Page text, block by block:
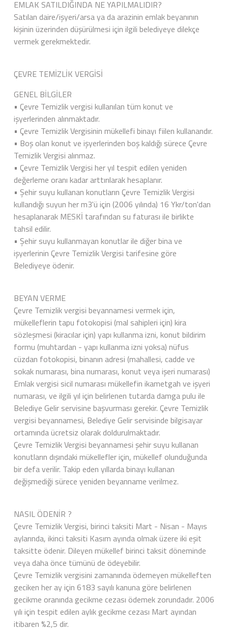
EMLAK SATILDIĞINDA NE YAPILMALIDIR?
Satılan daire/işyeri/arsa ya da arazinin emlak beyanının
kişinin üzerinden düşürülmesi için ilgili belediyeye dilekçe
vermek gerekmektedir.
ÇEVRE TEMİZLİK VERGİSİ
GENEL BİLGİLER
• Çevre Temizlik vergisi kullanılan tüm konut ve
işyerlerinden alınmaktadır.
• Çevre Temizlik Vergisinin mükellefi binayı fiilen kullanandır.
• Boş olan konut ve işyerlerinden boş kaldığı sürece Çevre
Temizlik Vergisi alınmaz.
• Çevre Temizlik Vergisi her yıl tespit edilen yeniden
değerleme oranı kadar arttırılarak hesaplanır.
• Şehir suyu kullanan konutların Çevre Temizlik Vergisi
kullandığı suyun her m3'ü için (2006 yılında) 16 Ykr/ton'dan
hesaplanarak MESKİ tarafından su faturası ile birlikte
tahsil edilir.
• Şehir suyu kullanmayan konutlar ile diğer bina ve
işyerlerinin Çevre Temizlik Vergisi tarifesine göre
Belediyeye ödenir.
BEYAN VERME
Çevre Temizlik vergisi beyannamesi vermek için,
mükelleflerin tapu fotokopisi (mal sahipleri için) kira
sözleşmesi (kiracılar için) yapı kullanma izni, konut bildirim
formu (muhtardan - yapı kullanma izni yoksa) nüfus
cüzdan fotokopisi, binanın adresi (mahallesi, cadde ve
sokak numarası, bina numarası, konut veya işeri numarası)
Emlak vergisi sicil numarası mükellefin ikametgah ve işyeri
numarası, ve ilgili yıl için belirlenen tutarda damga pulu ile
Belediye Gelir servisine başvurması gerekir. Çevre Temizlik
vergisi beyannamesi, Belediye Gelir servisinde bilgisayar
ortamında ücretsiz olarak doldurulmaktadır.
Çevre Temizlik Vergisi beyannamesi şehir suyu kullanan
konutların dışındaki mükellefler için, mükellef olunduğunda
bir defa verilir. Takip eden yıllarda binayı kullanan
değişmediği sürece yeniden beyanname verilmez.
NASIL ÖDENİR ?
Çevre Temizlik Vergisi, birinci taksiti Mart - Nisan - Mayıs
aylarında, ikinci taksiti Kasım ayında olmak üzere iki eşit
taksitte ödenir. Dileyen mükellef birinci taksit döneminde
veya daha önce tümünü de ödeyebilir.
Çevre Temizlik vergisini zamanında ödemeyen mükelleften
geciken her ay için 6183 sayılı kanuna göre belirlenen
gecikme oranında gecikme cezası ödemek zorundadır. 2006
yılı için tespit edilen aylık gecikme cezası Mart ayından
itibaren %2,5 dir.